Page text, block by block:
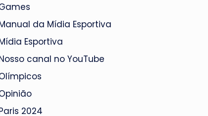
da Mídia Esportiva
Esportiva
canal no YouTube
2024